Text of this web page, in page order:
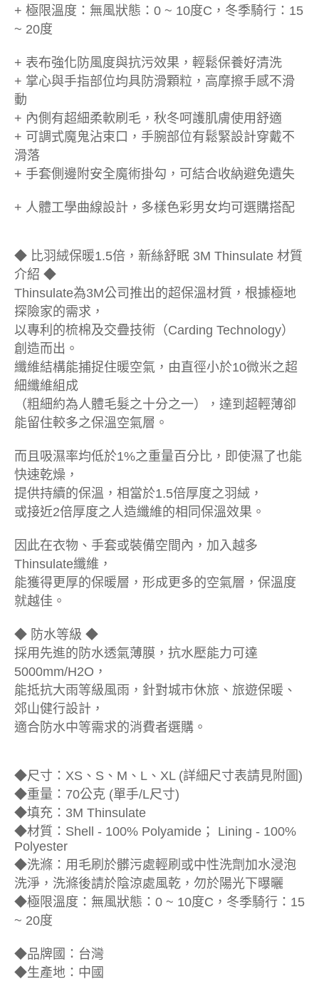
+ 極限溫度：無風狀態：0 ~ 10度C，冬季騎行：15
~ 20度
+ 表布強化防風度與抗污效果，輕鬆保養好清洗
+ 掌心與手指部位均具防滑顆粒，高摩擦手感不滑
動
+ 內側有超細柔軟刷毛，秋冬呵護肌膚使用舒適
+ 可調式魔鬼沾束口，手腕部位有鬆緊設計穿戴不
滑落
+ 手套側邊附安全魔術掛勾，可結合收納避免遺失
+ 人體工學曲線設計，多樣色彩男女均可選購搭配
◆ 比羽絨保暖1.5倍，新絲舒眠 3M Thinsulate 材質
介紹 ◆
Thinsulate為3M公司推出的超保溫材質，根據極地
探險家的需求，
以專利的梳棉及交疊技術（Carding Technology）
創造而出。
纖維結構能捕捉住暖空氣，由直徑小於10微米之超
細纖維組成
（粗細約為人體毛髮之十分之一），達到超輕薄卻
能留住較多之保溫空氣層。
而且吸濕率均低於1%之重量百分比，即使濕了也能
快速乾燥，
提供持續的保溫，相當於1.5倍厚度之羽絨，
或接近2倍厚度之人造纖維的相同保溫效果。
因此在衣物、手套或裝備空間內，加入越多
Thinsulate纖維，
能獲得更厚的保暖層，形成更多的空氣層，保溫度
就越佳。
◆ 防水等級 ◆
採用先進的防水透氣薄膜，抗水壓能力可達
5000mm/H2O，
能抵抗大雨等級風雨，針對城市休旅、旅遊保暖、
郊山健行設計，
適合防水中等需求的消費者選購。
◆尺寸：XS、S、M、L、XL (詳細尺寸表請見附圖)
◆重量：70公克 (單手/L尺寸)
◆填充：3M Thinsulate
◆材質：Shell - 100% Polyamide； Lining - 100%
Polyester
◆洗滌：用毛刷於髒污處輕刷或中性洗劑加水浸泡
洗淨，洗滌後請於陰涼處風乾，勿於陽光下曝曬
◆極限溫度：無風狀態：0 ~ 10度C，冬季騎行：15
~ 20度
◆品牌國：台灣
◆生產地：中國